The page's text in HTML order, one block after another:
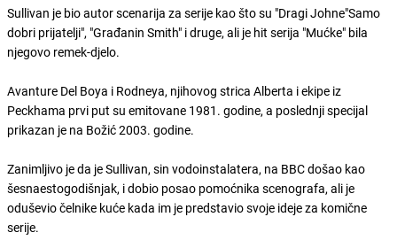
Sullivan je bio autor scenarija za serije kao što su "Dragi Johne"Samo
dobri prijatelji", "Građanin Smith" i druge, ali je hit serija "Mućke" bila
njegovo remek-djelo.
Avanture Del Boya i Rodneya, njihovog strica Alberta i ekipe iz
Peckhama prvi put su emitovane 1981. godine, a poslednji specijal
prikazan je na Božić 2003. godine.
Zanimljivo je da je Sullivan, sin vodoinstalatera, na BBC došao kao
šesnaestogodišnjak, i dobio posao pomoćnika scenografa, ali je
oduševio čelnike kuće kada im je predstavio svoje ideje za komične
serije.